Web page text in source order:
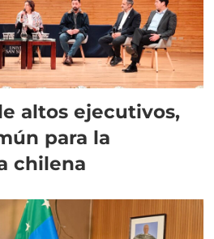
altos ejecutivos,
para la
chilena